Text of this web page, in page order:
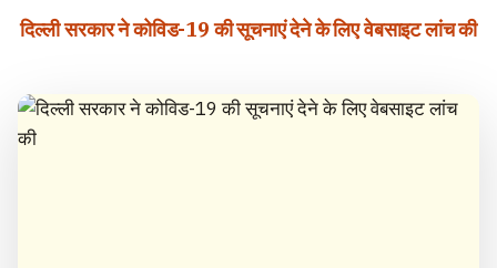
दिल्ली सरकार ने कोविड-19 की सूचनाएं देने के लिए वेबसाइट लांच की